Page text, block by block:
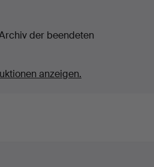
der beendeten
anzeigen.